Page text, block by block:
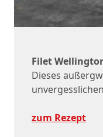
Filet
Dieses
zum Rezept